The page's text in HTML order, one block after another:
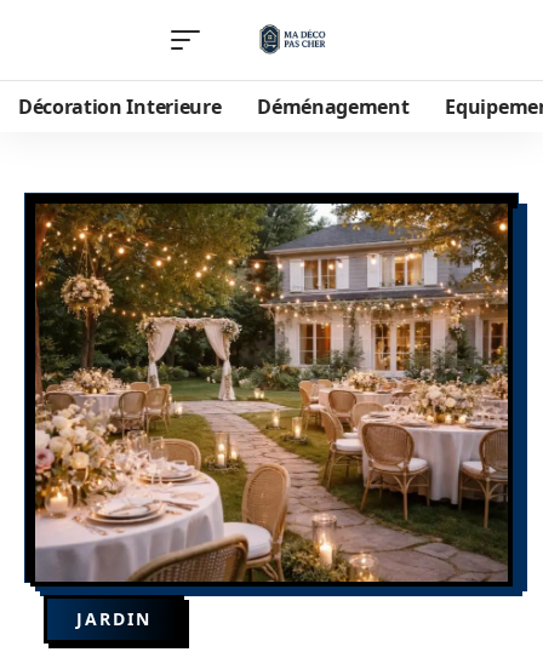
Décoration Interieure Déménagement
JARDIN